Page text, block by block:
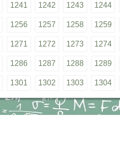
1241 1242 1243 1244
1256 1257 1258 1259
1271 1272 1273 1274
1286 1287 1288 1289
1301 1302 1303 1304